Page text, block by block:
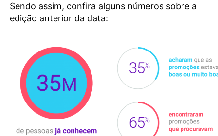
Sendo assim, confira alguns números sobre a
edição anterior da data: